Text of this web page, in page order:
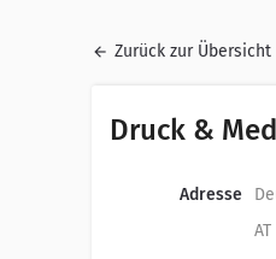
Zurück zur Übersicht
Druck &
Adresse